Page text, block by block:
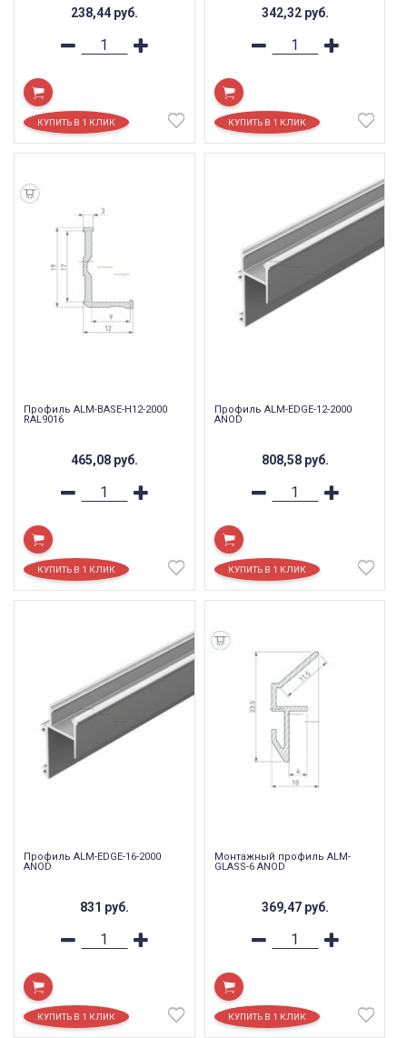
238,44 руб. 342,32 руб.
Профиль ALM-BASE-H12-2000
RAL9016
465,08 руб.
Профиль ALM-EDGE-12-2000
ANOD
808,58 руб.
Профиль ALM-EDGE-16-2000
ANOD
831 руб.
Монтажный профиль ALM-
GLASS-6 ANOD
369,47 руб.